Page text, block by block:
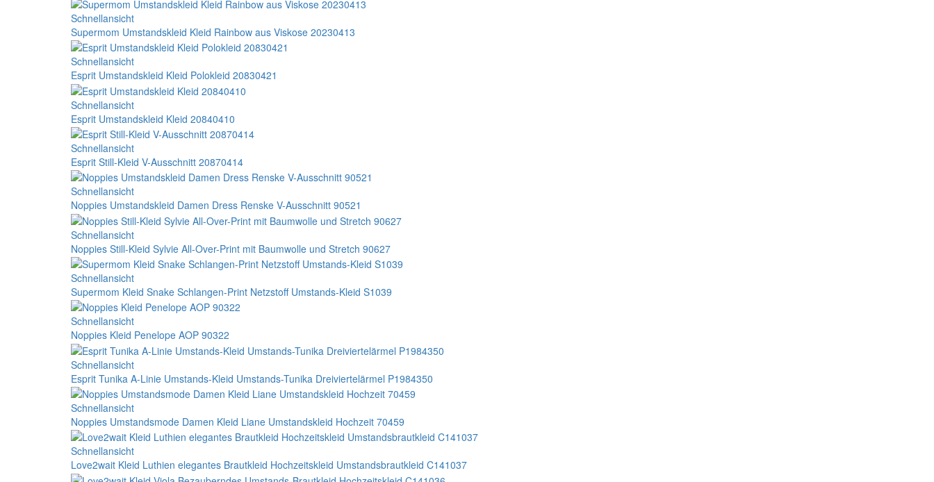
Schnellansicht
Supermom Umstandskleid Kleid Rainbow aus Viskose 20230413
Schnellansicht
Esprit Umstandskleid Kleid Polokleid 20830421
Schnellansicht
Esprit Umstandskleid Kleid 20840410
Schnellansicht
Esprit Still-Kleid V-Ausschnitt 20870414
Schnellansicht
Noppies Umstandskleid Damen Dress Renske V-Ausschnitt 90521
Schnellansicht
Noppies Still-Kleid Sylvie All-Over-Print mit Baumwolle und Stretch 90627
Schnellansicht
Supermom Kleid Snake Schlangen-Print Netzstoff Umstands-Kleid S1039
Schnellansicht
Noppies Kleid Penelope AOP 90322
Schnellansicht
Esprit Tunika A-Linie Umstands-Kleid Umstands-Tunika Dreiviertelärmel P1984350
Schnellansicht
Noppies Umstandsmode Damen Kleid Liane Umstandskleid Hochzeit 70459
Schnellansicht
Love2wait Kleid Luthien elegantes Brautkleid Hochzeitskleid Umstandsbrautkleid C141037